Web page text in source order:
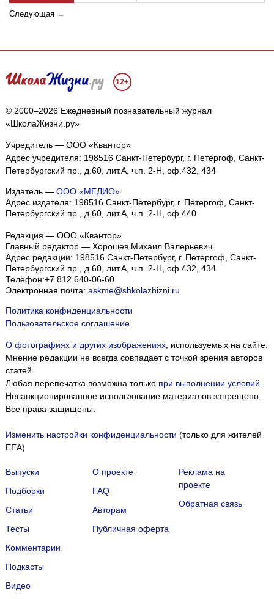
Следующая →
12+
© 2000–2026 Ежедневный познавательный журнал
«ШколаЖизни.ру»
Учредитель — ООО «Квантор»
Адрес учредителя: 198516 Санкт-Петербург, г. Петергоф, Санкт-
Петербургский пр., д.60, лит.А, ч.п. 2-Н, оф.432, 434
Издатель — ООО «МЕДИО»
Адрес издателя: 198516 Санкт-Петербург, г. Петергоф, Санкт-
Петербургский пр., д.60, лит.А, ч.п. 2-Н, оф.440
Редакция — ООО «Квантор»
Главный редактор — Хорошев Михаил Валерьевич
Адрес редакции: 198516 Санкт-Петербург, г. Петергоф Санкт-
Петербургский пр., д.60, лит.А, ч.п. 2-Н, оф.432, 434
Телефон:+7 812 640-06-60
Электронная почта: askme@shkolazhizni.ru
Политика конфиденциальности
Пользовательское соглашение
О фотографиях и других изображениях, используемых на сайте.
Мнение редакции не всегда совпадает с точкой зрения авторов
статей.
Любая перепечатка возможна только при выполнении условий
Несанкционированное использование материалов запрещено.
Все права защищены.
Изменить настройки конфиденциальности (только для жителей
EEA)
Выпуски
Подборки
Статьи
Тесты
Комментарии
Подкасты
Видео
О проекте
FAQ
Авторам
Публичная оферта
Реклама на
проекте
Обратная связь